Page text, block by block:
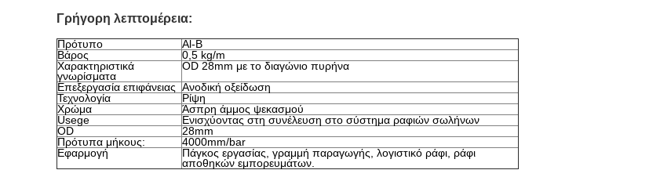
Γρήγορη λεπτομέρεια:
Πρότυπο
Al-Β
Βάρος
0,5 kg/m
Χαρακτηριστικά
γνωρίσματα
OD 28mm με το διαγώνιο πυρήνα
Επεξεργασία επιφάνειας Ανοδική οξείδωση
Τεχνολογία
Ρίψη
Χρώμα
Άσπρη άμμος ψεκασμού
Usege
Ενισχύοντας στη συνέλευση στο σύστημα ραφιών σωλήνων
OD
28mm
Πρότυπα μήκους:
4000mm/bar
Εφαρμογή
Πάγκος εργασίας, γραμμή παραγωγής, λογιστικό ράφι, ράφι
αποθηκών εμπορευμάτων.